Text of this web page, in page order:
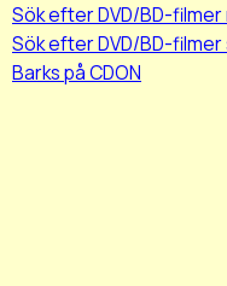
Sök efter DVD/BD-filmer
Sök efter DVD/BD-
Barks på CDON